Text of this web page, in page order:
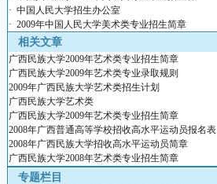
· 中国人民大学招生办公室
· 2009年中国人民大学美术类专业招生简章
相关文章
广西民族大学2009年艺术类专业招生简章
广西民族大学2009年艺术类专业录取规则
2009年广西民族大学艺术类招生计划
广西民族大学艺术类
广西民族大学2009年艺术类专业招生简章
2008年广西普通高等学校招收高水平运动员报名表
2008年广西民族大学招收高水平运动员简章
广西民族大学2008年艺术类专业招生简章
专题栏目